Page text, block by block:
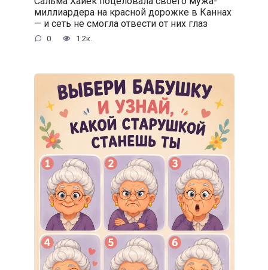
миллиардера на красной дорожке в Каннах
— и сеть не смогла отвести от них глаз
0 1.2к.